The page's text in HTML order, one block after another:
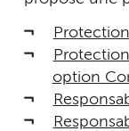
option